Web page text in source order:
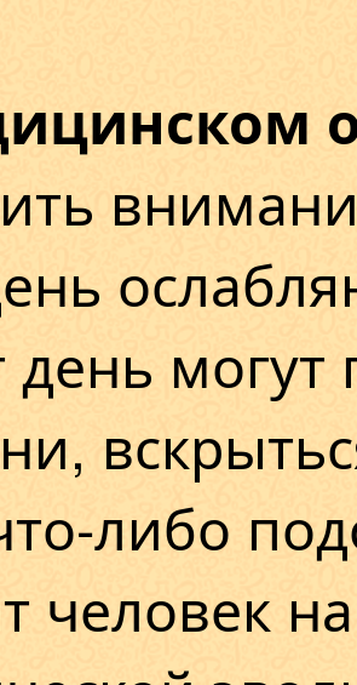
день
либо
человек